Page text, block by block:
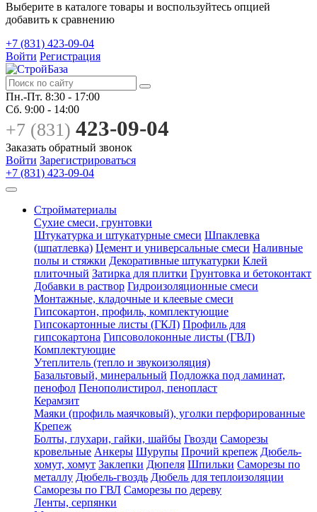
Выберите в каталоге товары и воспользуйтесь опцией
добавить к сравнению
+7 (831) 423-09-04
Войти Регистрация
Пн.-Пт. 8:30 - 17:00
Сб. 9:00 - 14:00
+7 (831) 423-09-04
Заказать обратный звонок
Войти Зарегистрироваться
+7 (831) 423-09-04
Стройматериалы
Сухие смеси, грунтовки
Штукатурка и штукатурные смеси Шпаклевка
(шпатлевка) Цемент и универсальные смеси Наливные
полы и стяжки Декоративные штукатурки Клей
плиточный Затирка для плитки Грунтовка и бетоконтакт
Добавки в раствор Гидроизоляционные смеси
Монтажные, кладочные и клеевые смеси
Гипсокартон, профиль, комплектующие
Гипсокартонные листы (ГКЛ) Профиль для
гипсокартона Гипсоволоконные листы (ГВЛ)
Комплектующие
Утеплитель (тепло и звукоизоляция)
Базальтовый, минеральный Подложка под ламинат,
пенофол Пенополистирол, пенопласт
Керамзит
Маяки (профиль маячковый), уголки перфорированные
Крепеж
Болты, глухари, гайки, шайбы Гвозди Саморезы
кровельные Анкеры Шурупы Прочий крепеж Дюбель-
хомут, хомут Заклепки Дюпеля Шпильки Саморезы по
металлу Дюбель-гвоздь Дюбель для теплоизоляции
Саморезы по ГВЛ Саморезы по дереву
Ленты, серпянки